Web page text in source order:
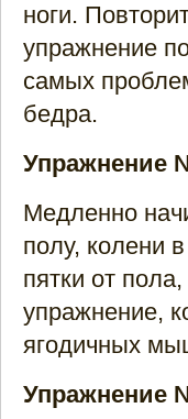
ноги.
упражнение
самых
бедра.
Упражнение
Медленно
полу, колени
пятки от
упражнение,
ягодичных
Упражнение